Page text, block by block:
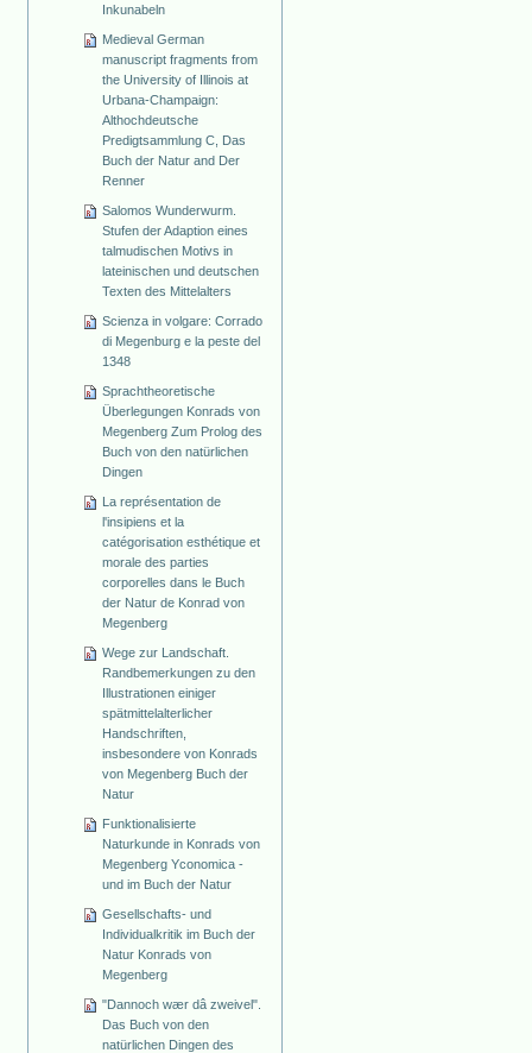
Inkunabeln
Medieval German
manuscript fragments from
the University of Illinois at
Urbana-Champaign:
Althochdeutsche
Predigtsammlung C, Das
Buch der Natur and Der
Renner
Salomos Wunderwurm.
Stufen der Adaption eines
talmudischen Motivs in
lateinischen und deutschen
Texten des Mittelalters
Scienza in volgare: Corrado
di Megenburg e la peste del
1348
Sprachtheoretische
Überlegungen Konrads von
Megenberg Zum Prolog des
Buch von den natürlichen
Dingen
La représentation de
l'insipiens et la
catégorisation esthétique et
morale des parties
corporelles dans le Buch
der Natur de Konrad von
Megenberg
Wege zur Landschaft.
Randbemerkungen zu den
Illustrationen einiger
spätmittelalterlicher
Handschriften,
insbesondere von Konrads
von Megenberg Buch der
Natur
Funktionalisierte
Naturkunde in Konrads von
Megenberg Yconomica -
und im Buch der Natur
Gesellschafts- und
Individualkritik im Buch der
Natur Konrads von
Megenberg
"Dannoch wær dâ zweivel".
Das Buch von den
natürlichen Dingen des